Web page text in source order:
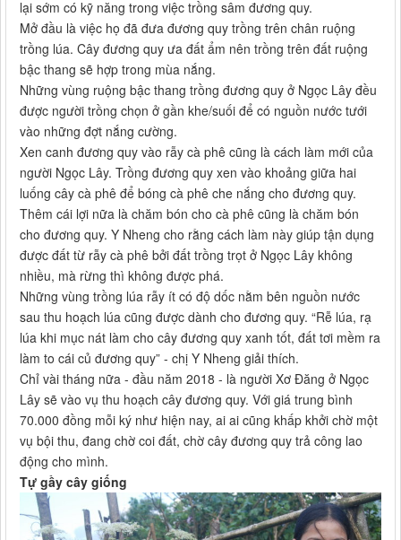
lại sớm có kỹ năng trong việc trồng sâm đương quy.
Mở đầu là việc họ đã đưa đương quy trồng trên chân ruộng
trồng lúa. Cây đương quy ưa đất ẩm nên trồng trên đất ruộng
bậc thang sẽ hợp trong mùa nắng.
Những vùng ruộng bậc thang trồng đương quy ở Ngọc Lây đều
được người trồng chọn ở gần khe/suối để có nguồn nước tưới
vào những đợt nắng cường.
Xen canh đương quy vào rẫy cà phê cũng là cách làm mới của
người Ngọc Lây. Trồng đương quy xen vào khoảng giữa hai
luống cây cà phê để bóng cà phê che nắng cho đương quy.
Thêm cái lợi nữa là chăm bón cho cà phê cũng là chăm bón
cho đương quy. Y Nheng cho rằng cách làm này giúp tận dụng
được đất từ rẫy cà phê bởi đất trồng trọt ở Ngọc Lây không
nhiều, mà rừng thì không được phá.
Những vùng trồng lúa rẫy ít có độ dốc nằm bên nguồn nước
sau thu hoạch lúa cũng được dành cho đương quy. “Rễ lúa, rạ
lúa khi mục nát làm cho cây đương quy xanh tốt, đất tơi mềm ra
làm to cái củ đương quy” - chị Y Nheng giải thích.
Chỉ vài tháng nữa - đầu năm 2018 - là người Xơ Đăng ở Ngọc
Lây sẽ vào vụ thu hoạch cây đương quy. Với giá trung bình
70.000 đồng mỗi ký như hiện nay, ai ai cũng khấp khởi chờ một
vụ bội thu, đang chờ coi đất, chờ cây đương quy trả công lao
động cho mình.
Tự gầy cây giống